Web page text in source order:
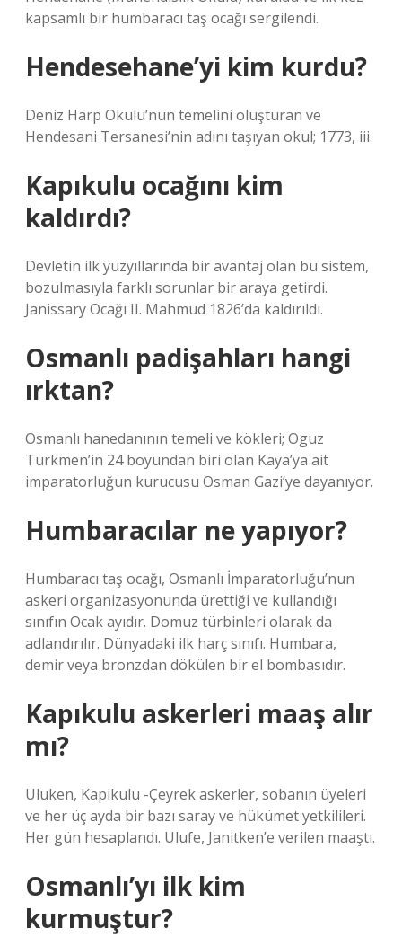
kapsamlı bir humbaracı taş ocağı sergilendi.
Hendesehane’yi kim kurdu?
Deniz Harp Okulu’nun temelini oluşturan ve
Hendesani Tersanesi’nin adını taşıyan okul; 1773, iii.
Kapıkulu ocağını kim
kaldırdı?
Devletin ilk yüzyıllarında bir avantaj olan bu sistem,
bozulmasıyla farklı sorunlar bir araya getirdi.
Janissary Ocağı II. Mahmud 1826’da kaldırıldı.
Osmanlı padişahları hangi
ırktan?
Osmanlı hanedanının temeli ve kökleri; Oguz
Türkmen’in 24 boyundan biri olan Kaya’ya ait
imparatorluğun kurucusu Osman Gazi’ye dayanıyor.
Humbaracılar ne yapıyor?
Humbaracı taş ocağı, Osmanlı İmparatorluğu’nun
askeri organizasyonunda ürettiği ve kullandığı
sınıfın Ocak ayıdır. Domuz türbinleri olarak da
adlandırılır. Dünyadaki ilk harç sınıfı. Humbara,
demir veya bronzdan dökülen bir el bombasıdır.
Kapıkulu askerleri maaş alır
mı?
Uluken, Kapikulu -Çeyrek askerler, sobanın üyeleri
ve her üç ayda bir bazı saray ve hükümet yetkilileri.
Her gün hesaplandı. Ulufe, Janitken’e verilen maaştı.
Osmanlı’yı ilk kim
kurmuştur?